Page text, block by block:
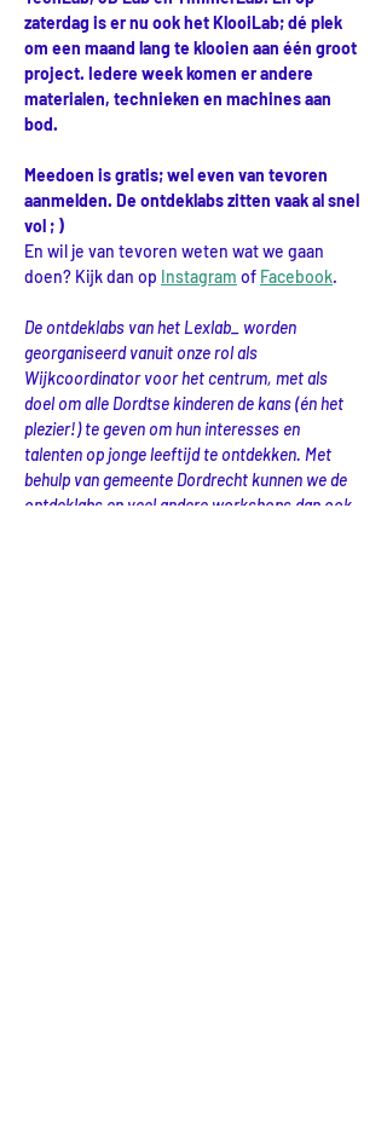
zaterdag is er nu ook het KlooiLab; dé plek
om een maand lang te klooien aan één groot
project. Iedere week komen er andere
materialen, technieken en machines aan
bod.
Meedoen is gratis; wel even van tevoren
aanmelden. De ontdeklabs zitten vaak al snel
vol ; )
En wil je van tevoren weten wat we gaan
doen? Kijk dan op Instagram of Facebook.
De ontdeklabs van het Lexlab_ worden
georganiseerd vanuit onze rol als
Wijkcoordinator voor het centrum, met als
doel om alle Dordtse kinderen de kans (én het
plezier!) te geven om hun interesses en
talenten op jonge leeftijd te ontdekken. Met
behulp van gemeente Dordrecht kunnen we de
ontdeklabs en veel andere workshops dan ook